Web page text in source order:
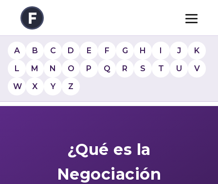
A B C D E F G H I J
K
L
M N O P Q R S T U
V
W
X Y Z
¿Qué es la
Negociación